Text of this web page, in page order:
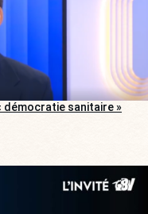
démocratie sanitaire »